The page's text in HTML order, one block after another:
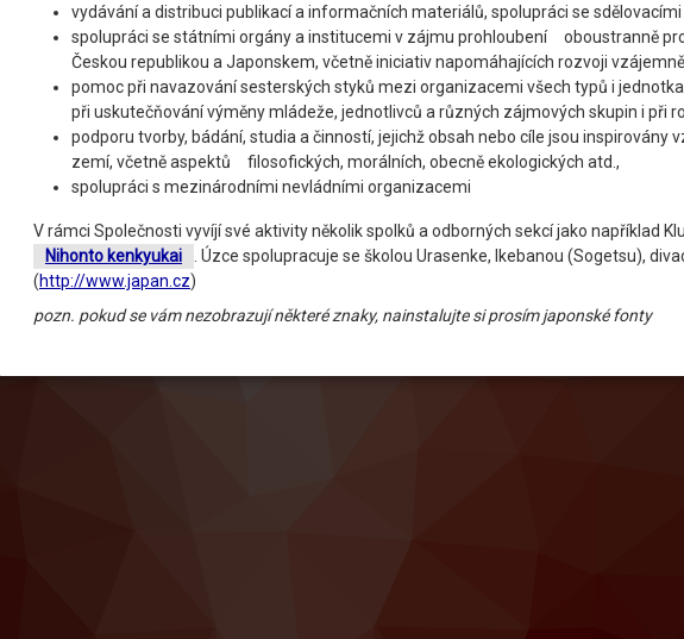
vydávání a distribuci publikací a informačních materiálů, spolupráci se
spolupráci se státními orgány a institucemi v zájmu prohloubení oboustranně
Českou republikou a Japonskem, včetně iniciativ napomáhajících rozvoji
pomoc při navazování sesterských styků mezi organizacemi všech typů i
při uskutečňování výměny mládeže, jednotlivců a různých zájmových skupin i při
podporu tvorby, bádání, studia a činností, jejichž obsah nebo cíle jsou inspirovány
zemí, včetně aspektů filosofických, morálních, obecně ekologických atd.,
spolupráci s mezinárodními nevládními organizacemi
V rámci Společnosti vyvíjí své aktivity několik spolků a odborných sekcí jako například
Nihonto kenkyukai
. Úzce spolupracuje se školou Urasenke, Ikebanou (Sogetsu),
(http://www.japan.cz)
pozn. pokud se vám nezobrazují některé znaky, nainstalujte si prosím japonské fonty